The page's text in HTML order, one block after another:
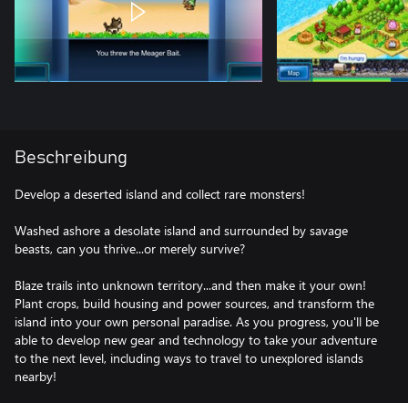
Beschreibung
Develop a deserted island and collect rare monsters!
Washed ashore a desolate island and surrounded by savage
beasts, can you thrive...or merely survive?
Blaze trails into unknown territory...and then make it your own!
Plant crops, build housing and power sources, and transform the
island into your own personal paradise. As you progress, you'll be
able to develop new gear and technology to take your adventure
to the next level, including ways to travel to unexplored islands
nearby!